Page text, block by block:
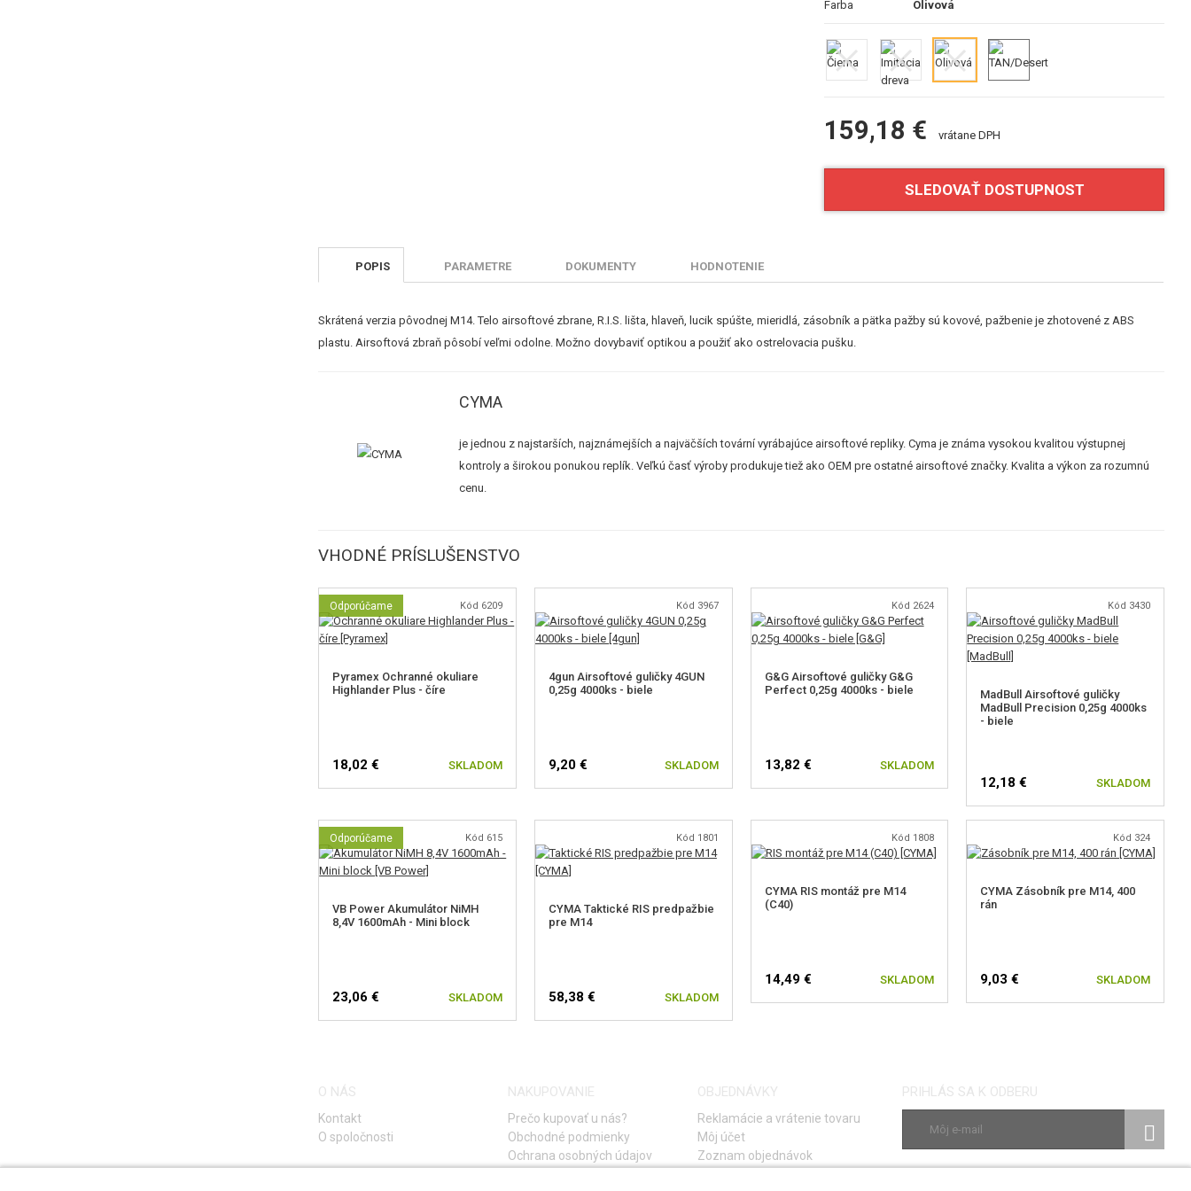
Farba
Olivová
159,18 € vrátane DPH
SLEDOVAŤ DOSTUPNOST
POPIS PARAMETRE DOKUMENTY HODNOTENIE
Skrátená verzia pôvodnej M14. Telo airsoftové zbrane, R.I.S. lišta, hlaveň, lucik spúšte, mieridlá, zásobník a pätka pažby sú kovové, pažbenie je zhotovené z ABS
plastu. Airsoftová zbraň pôsobí veľmi odolne. Možno dovybaviť optikou a použiť ako ostrelovacia pušku.
CYMA
je jednou z najstarších, najznámejších a najväčších tovární vyrábajúce airsoftové repliky. Cyma je známa vysokou kvalitou výstupnej
kontroly a širokou ponukou replík. Veľkú časť výroby produkuje tiež ako OEM pre ostatné airsoftové značky. Kvalita a výkon za rozumnú
cenu.
VHODNÉ PRÍSLUŠENSTVO
Odporúčame Kód 6209
Pyramex Ochranné okuliare
Highlander Plus - číre
18,02 € SKLADOM
Kód 3967
4gun Airsoftové guličky 4GUN
0,25g 4000ks - biele
9,20 € SKLADOM
Kód 2624
G&G Airsoftové guličky G&G
Perfect 0,25g 4000ks - biele
13,82 € SKLADOM
Kód 3430
MadBull Airsoftové guličky
MadBull Precision 0,25g 4000ks
- biele
12,18 € SKLADOM
Odporúčame Kód 615
VB Power Akumulátor NiMH
8,4V 1600mAh - Mini block
23,06 € SKLADOM
Kód 1801
CYMA Taktické RIS predpažbie
pre M14
58,38 € SKLADOM
Kód 1808
CYMA RIS montáž pre M14
(C40)
14,49 € SKLADOM
Kód 324
CYMA Zásobník pre M14, 400
rán
9,03 € SKLADOM
O NÁS
Kontakt
O spoločnosti
NAKUPOVANIE
Prečo kupovať u nás?
Obchodné podmienky
Ochrana osobných údajov
OBJEDNÁVKY
Reklamácie a vrátenie tovaru
Môj účet
Zoznam objednávok
PRIHLÁS SA K ODBERU